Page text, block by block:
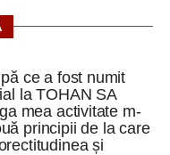
ce a fost numit
la TOHAN SA
mea activitate m-
principii de la care
și